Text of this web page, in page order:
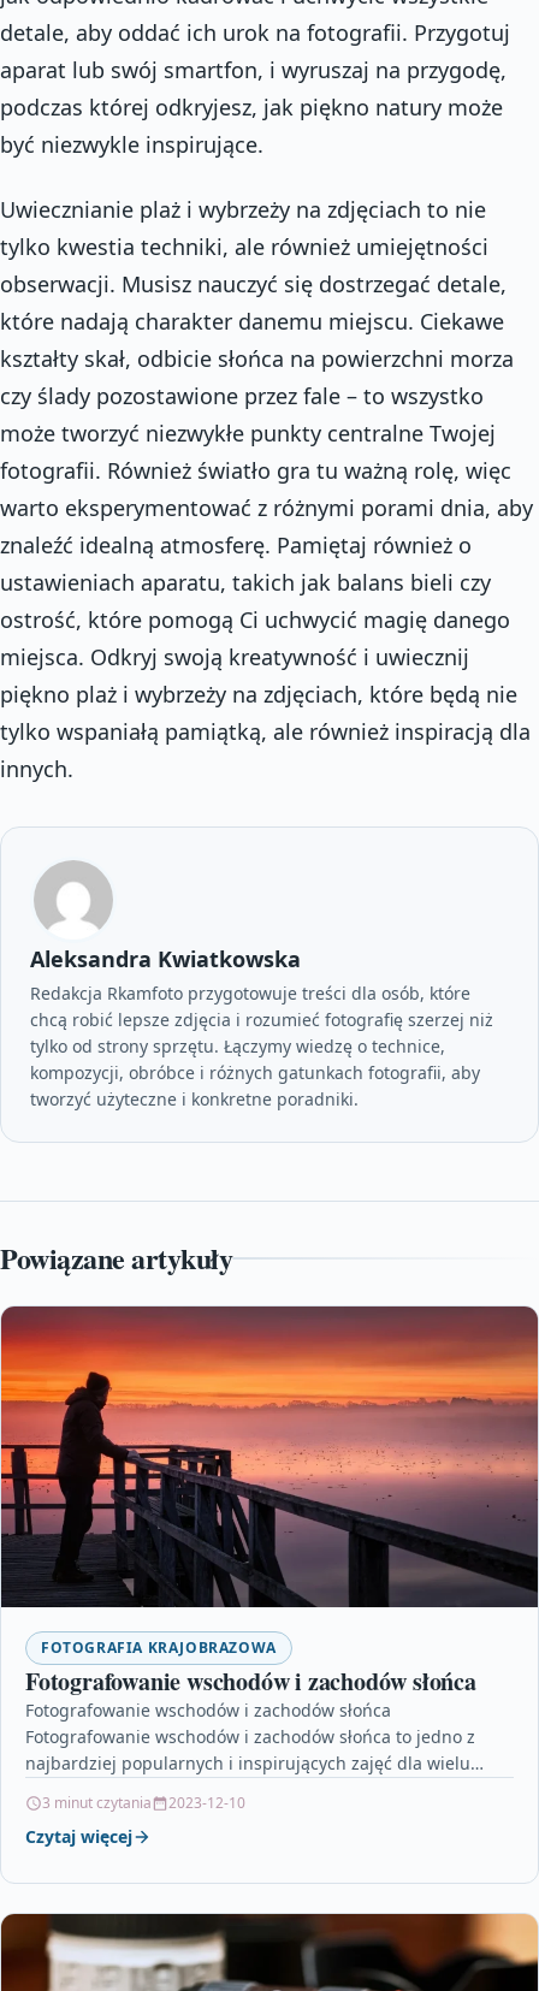
detale, aby oddać ich urok na fotografii. Przygotuj
aparat lub swój smartfon, i wyruszaj na przygodę,
podczas której odkryjesz, jak piękno natury może
być niezwykle inspirujące.
Uwiecznianie plaż i wybrzeży na zdjęciach to nie
tylko kwestia techniki, ale również umiejętności
obserwacji. Musisz nauczyć się dostrzegać detale,
które nadają charakter danemu miejscu. Ciekawe
kształty skał, odbicie słońca na powierzchni morza
czy ślady pozostawione przez fale – to wszystko
może tworzyć niezwykłe punkty centralne Twojej
fotografii. Również światło gra tu ważną rolę, więc
warto eksperymentować z różnymi porami dnia, aby
znaleźć idealną atmosferę. Pamiętaj również o
ustawieniach aparatu, takich jak balans bieli czy
ostrość, które pomogą Ci uchwycić magię danego
miejsca. Odkryj swoją kreatywność i uwiecznij
piękno plaż i wybrzeży na zdjęciach, które będą nie
tylko wspaniałą pamiątką, ale również inspiracją dla
innych.
Aleksandra Kwiatkowska
Redakcja Rkamfoto przygotowuje treści dla osób, które
chcą robić lepsze zdjęcia i rozumieć fotografię szerzej niż
tylko od strony sprzętu. Łączymy wiedzę o technice,
kompozycji, obróbce i różnych gatunkach fotografii, aby
tworzyć użyteczne i konkretne poradniki.
Powiązane artykuły
FOTOGRAFIA KRAJOBRAZOWA
Fotografowanie wschodów i zachodów słońca
Fotografowanie wschodów i zachodów słońca
Fotografowanie wschodów i zachodów słońca to jedno z
najbardziej popularnych i inspirujących zajęć dla wielu
3 minut czytania 2023-12-10
Czytaj więcej